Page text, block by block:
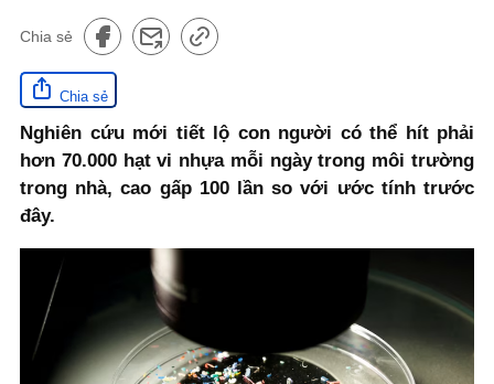
Chia sẻ
Chia sẻ
Nghiên cứu mới tiết lộ con người có thể hít phải
hơn 70.000 hạt vi nhựa mỗi ngày trong môi trường
trong nhà, cao gấp 100 lần so với ước tính trước
đây.